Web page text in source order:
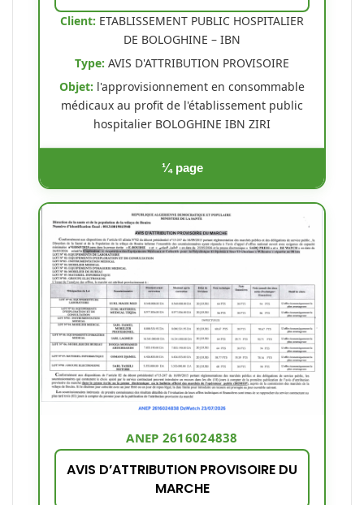
Client: ETABLISSEMENT PUBLIC HOSPITALIER
DE BOLOGHINE – IBN
Type:AVIS D'ATTRIBUTION PROVISOIRE
Objet: l'approvisionnement en consommable
médicaux au profit de l'établissement public
hospitalier BOLOGHINE IBN ZIRI
¼ page
ANEP 2616024838
AVIS D’ATTRIBUTION PROVISOIRE DU
MARCHE